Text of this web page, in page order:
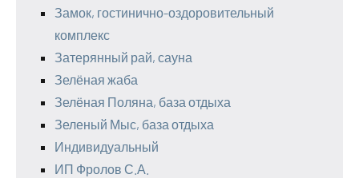
Замок, гостинично-оздоровительный
комплекс
Затерянный рай, сауна
Зелёная жаба
Зелёная Поляна, база отдыха
Зеленый Мыс, база отдыха
Индивидуальный
ИП Фролов С.А.